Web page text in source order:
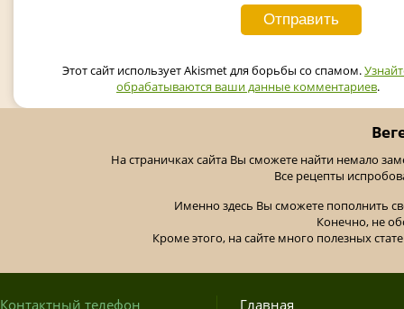
Этот сайт использует Akismet для борьбы со спамом.
обрабатываются ваши данные комментариев.
На страничках сайта Вы сможете найти немало
Все рецепты
Именно здесь Вы сможете пополнить
Конечно, не
Кроме этого, на сайте много полезных
Контактный телефон Главная